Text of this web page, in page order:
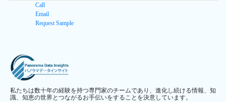
Call
Email
Request Sample
私たちは数十年の経験を持つ専門家のチームであり、進化し続ける情報、知
識、知恵の世界とつながるお手伝いをすることを決意しています。